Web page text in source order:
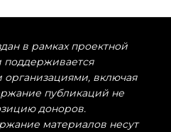
в рамках проектной
поддерживается
включая
публикаций не
доноров.
материалов несут